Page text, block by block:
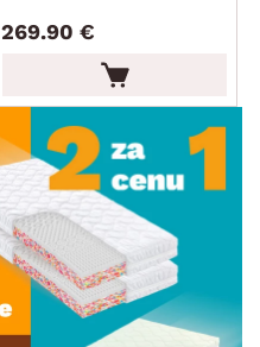
269.90 €